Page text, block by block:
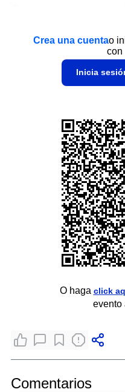
Crea una cuentao
con
Inicia
O haga click
evento
Comentarios